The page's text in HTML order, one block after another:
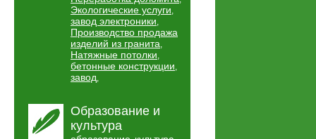
Экологические услуги,
завод электроники,
Производство продажа
изделий из гранита,
Натяжные потолки,
бетонные конструкции,
завод,
Образование и
культура